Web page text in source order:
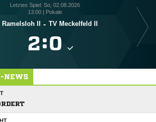
Letztes Spiel: So, 02.08.2026
13:00 | Pokale
Ramelsloh II - TV Meckelfeld II
:
NEWS